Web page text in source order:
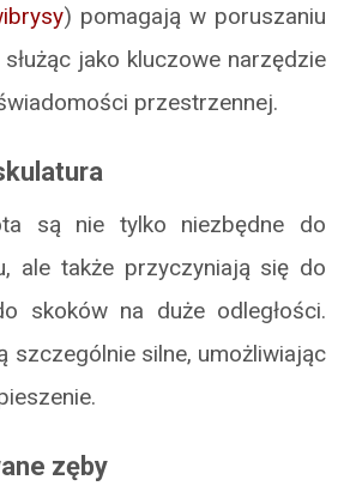
) pomagają w poruszaniu
jako kluczowe narzędzie
przestrzennej.
są nie tylko niezbędne do
ale także przyczyniają się do
skoków na duże odległości.
szczególnie silne, umożliwiając
zęby